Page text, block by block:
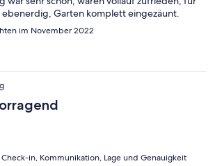
ebenerdig, Garten komplett eingezäunt.
im November 2022
in, Kommunikation, Lage und Genauigkeit